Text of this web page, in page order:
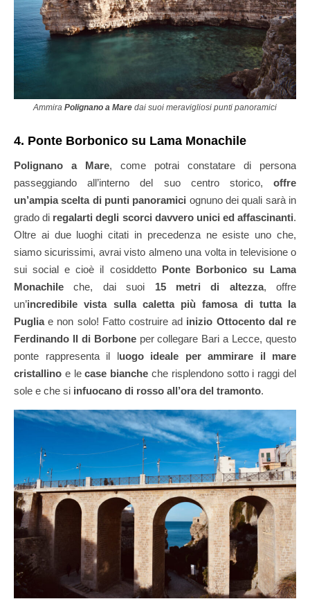
Ammira Polignano a Mare dai suoi meravigliosi punti panoramici
4. Ponte Borbonico su Lama Monachile
Polignano a Mare, come potrai constatare di persona
passeggiando all’interno del suo centro storico, offre
un’ampia scelta di punti panoramici ognuno dei quali sarà in
grado di regalarti degli scorci davvero unici ed affascinanti.
Oltre ai due luoghi citati in precedenza ne esiste uno che,
siamo sicurissimi, avrai visto almeno una volta in televisione o
sui social e cioè il cosiddetto Ponte Borbonico su Lama
Monachile che, dai suoi 15 metri di altezza, offre
un’incredibile vista sulla caletta più famosa di tutta la
Pugliae non solo! Fatto costruire ad inizio Ottocento dal re
Ferdinando II di Borboneper collegare Bari a Lecce, questo
ponte rappresenta il luogo ideale per ammirare il mare
cristallino e lecase bianche che risplendono sotto i raggi del
sole e che si infuocano di rosso all’ora del tramonto.